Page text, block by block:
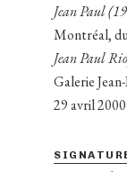
Jean Paul
Montréal,
Jean Paul
Galerie
29 avril 2000